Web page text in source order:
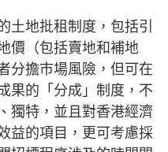
土地批租制度，包括引
價（包括賣地和補地
分擔市場風險，但可在
果的「分成」制度，不
獨特，並且對香港經濟
益的項目，更可考慮採